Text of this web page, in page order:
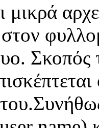
μικρά
Σκοπός